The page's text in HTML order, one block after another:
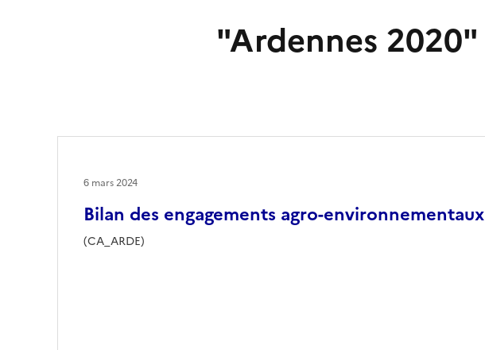
"Ardennes 2020"
Bilan des engagements agro-environnementaux
(CA_ARDE)
6 mars 2024